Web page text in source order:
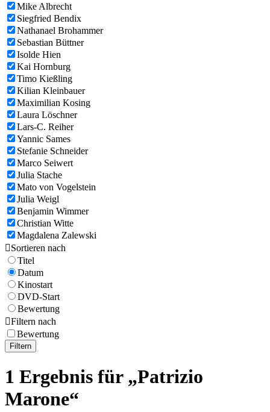
Mike Albrecht
Siegfried Bendix
Nathanael Brohammer
Sebastian Büttner
Isolde Hien
Kai Hornburg
Timo Kießling
Kilian Kleinbauer
Maximilian Kosing
Laura Löschner
Lars-C. Reiher
Yannic Sames
Stefanie Schneider
Marco Seiwert
Julia Stache
Mato von Vogelstein
Julia Weigl
Benjamin Wimmer
Christian Witte
Magdalena Zalewski
Sortieren nach
Titel
Datum
Kinostart
DVD-Start
Bewertung
Filtern nach
Bewertung
Filtern
1 Ergebnis für „Patrizio
Marone“